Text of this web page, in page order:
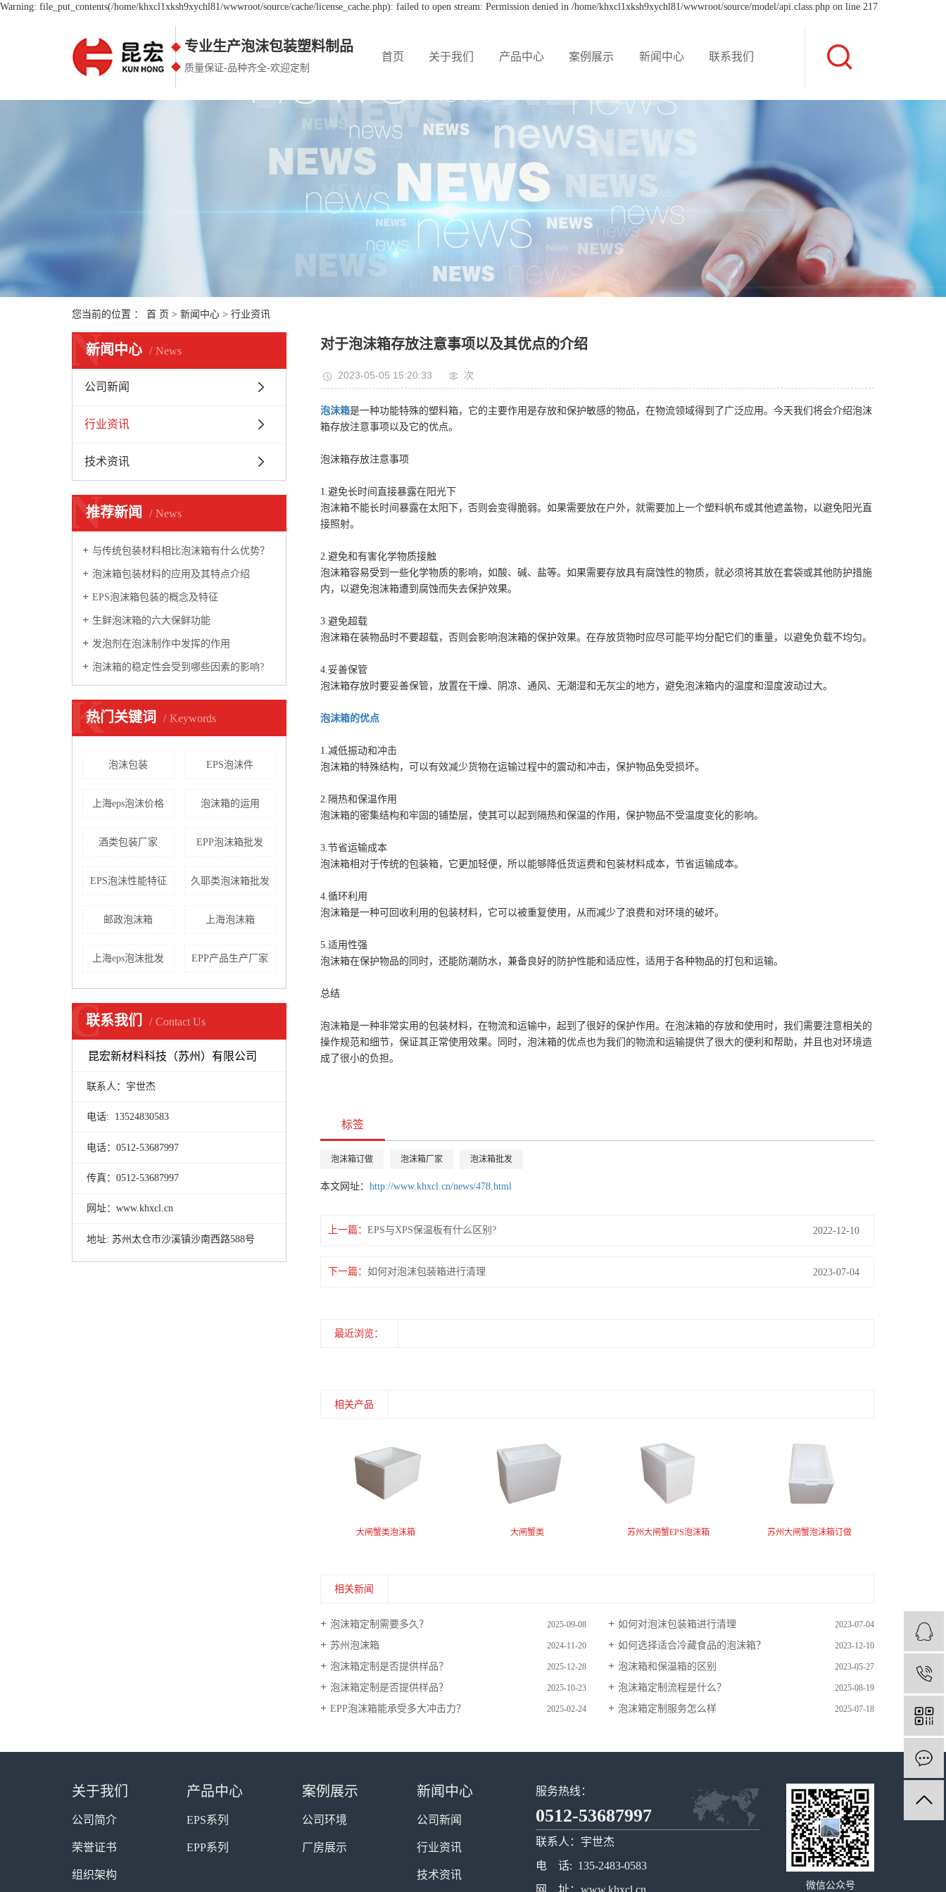
Warning: file_put_contents(/home/khxcl1xksh9xychl81/wwwroot/source/cache/license_cache.php): failed to open stream: Permission denied in /home/khxcl1xksh9xychl81/wwwroot/source/model/api.class.php on line 217
专业生产泡沫包装塑料制品
质量保证-品种齐全-欢迎定制
首页 关于我们 产品中心 案例展示 新闻中心 联系我们
您当前的位置 ： 首 页 > 新闻中心 > 行业资讯
新闻中心 News
N
公司新闻
行业资讯
技术资讯
推荐新闻 News
N
与传统包装材料相比泡沫箱有什么优势？
泡沫箱包装材料的应用及其特点介绍
EPS泡沫箱包装的概念及特征
生鲜泡沫箱的六大保鲜功能
发泡剂在泡沫制作中发挥的作用
泡沫箱的稳定性会受到哪些因素的影响?
热门关键词 Keywords
K
泡沫包装 EPS泡沫件
上海eps泡沫价格 泡沫箱的运用
酒类包装厂家 EPP泡沫箱批发
EPS泡沫性能特征 久耶类泡沫箱批发
邮政泡沫箱 上海泡沫箱
上海eps泡沫批发 EPP产品生产厂家
联系我们 Contact Us
C
昆宏新材料科技（苏州）有限公司
联系人：宇世杰
电话: 13524830583
电话：0512-53687997
传真：0512-53687997
网址：www.khxcl.cn
地址: 苏州太仓市沙溪镇沙南西路588号
对于泡沫箱存放注意事项以及其优点的介绍
2023-05-05 15:20:33 次
泡沫箱是一种功能特殊的塑料箱，它的主要作用是存放和保护敏感的物品，在物流领域得到了广泛应用。今天我们将会介绍泡沫
箱存放注意事项以及它的优点。
泡沫箱存放注意事项
1.避免长时间直接暴露在阳光下
泡沫箱不能长时间暴露在太阳下，否则会变得脆弱。如果需要放在户外，就需要加上一个塑料帆布或其他遮盖物，以避免阳光直
接照射。
2.避免和有害化学物质接触
泡沫箱容易受到一些化学物质的影响，如酸、碱、盐等。如果需要存放具有腐蚀性的物质，就必须将其放在套袋或其他防护措施
内，以避免泡沫箱遭到腐蚀而失去保护效果。
3.避免超载
泡沫箱在装物品时不要超载，否则会影响泡沫箱的保护效果。在存放货物时应尽可能平均分配它们的重量，以避免负载不均匀。
4.妥善保管
泡沫箱存放时要妥善保管，放置在干燥、阴凉、通风、无潮湿和无灰尘的地方，避免泡沫箱内的温度和湿度波动过大。
泡沫箱的优点
1.减低振动和冲击
泡沫箱的特殊结构，可以有效减少货物在运输过程中的震动和冲击，保护物品免受损坏。
2.隔热和保温作用
泡沫箱的密集结构和牢固的铺垫层，使其可以起到隔热和保温的作用，保护物品不受温度变化的影响。
3.节省运输成本
泡沫箱相对于传统的包装箱，它更加轻便，所以能够降低货运费和包装材料成本，节省运输成本。
4.循环利用
泡沫箱是一种可回收利用的包装材料，它可以被重复使用，从而减少了浪费和对环境的破坏。
5.适用性强
泡沫箱在保护物品的同时，还能防潮防水，兼备良好的防护性能和适应性，适用于各种物品的打包和运输。
总结
泡沫箱是一种非常实用的包装材料，在物流和运输中，起到了很好的保护作用。在泡沫箱的存放和使用时，我们需要注意相关的
操作规范和细节，保证其正常使用效果。同时，泡沫箱的优点也为我们的物流和运输提供了很大的便利和帮助，并且也对环境造
成了很小的负担。
标签
泡沫箱订做 泡沫箱厂家 泡沫箱批发
本文网址： http://www.khxcl.cn/news/478.html
上一篇： EPS与XPS保温板有什么区别? 2022-12-10
下一篇： 如何对泡沫包装箱进行清理 2023-07-04
最近浏览：
相关产品
大闸蟹类泡沫箱 大闸蟹类 苏州大闸蟹EPS泡沫箱 苏州大闸蟹泡沫箱订做
相关新闻
泡沫箱定制需要多久？ 2025-09-08 如何对泡沫包装箱进行清理 2023-07-04
苏州泡沫箱 2024-11-20 如何选择适合冷藏食品的泡沫箱？ 2023-12-10
泡沫箱定制是否提供样品？ 2025-12-28 泡沫箱和保温箱的区别 2023-05-27
泡沫箱定制是否提供样品？ 2025-10-23 泡沫箱定制流程是什么？ 2025-08-19
EPP泡沫箱能承受多大冲击力？ 2025-02-24 泡沫箱定制服务怎么样 2025-07-18
关于我们
公司简介
荣誉证书
组织架构
产品中心
EPS系列
EPP系列
案例展示
公司环境
厂房展示
新闻中心
公司新闻
行业资讯
技术资讯
服务热线：
0512-53687997
联系人：宇世杰
电 话: 135-2483-0583
网 址：www.khxcl.cn
微信公众号